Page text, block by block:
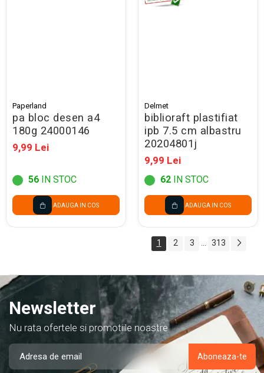
Paperland
pa bloc desen a4
180g 24000146
9,99 Lei
56 IN STOC
ADAUGA IN COS
Delmet
biblioraft plastifiat
ipb 7.5 cm albastru
20204801j
9,99 Lei
62 IN STOC
ADAUGA IN COS
1 2 3 ... 313
Newsletter
Nu rata ofertele si promotiile noastre